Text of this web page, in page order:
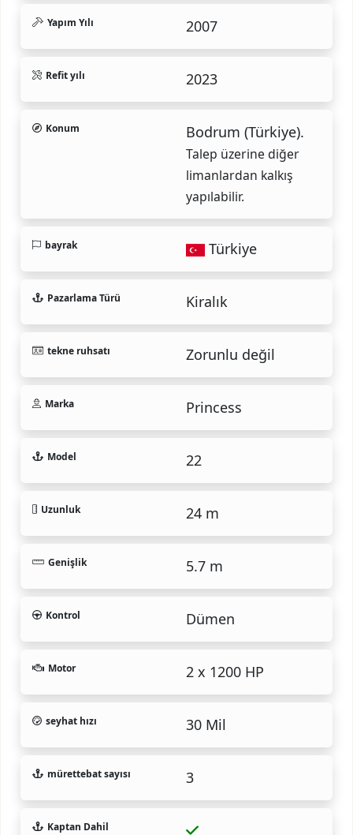
Yapım Yılı 2007
Refit yılı 2023
Konum Bodrum (Türkiye).
Talep üzerine diğer
limanlardan kalkış
yapılabilir.
bayrak Türkiye
Pazarlama Türü Kiralık
tekne ruhsatı Zorunlu değil
Marka Princess
Model 22
Uzunluk 24 m
Genişlik 5.7 m
Kontrol Dümen
Motor 2 x 1200 HP
seyhat hızı 30 Mil
mürettebat sayısı 3
Kaptan Dahil